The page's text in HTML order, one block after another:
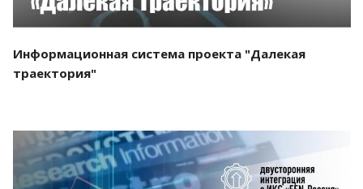
Информационная система проекта "Далекая
траектория"